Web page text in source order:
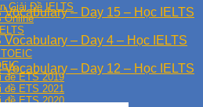
Giải Đề IELTS
Online
đề ETS 2019
đề ETS 2021
đề ETS 2020
– Day 15 – Học IELTS
– Day 4 – Học IELTS
– Day 12 – Học IELTS